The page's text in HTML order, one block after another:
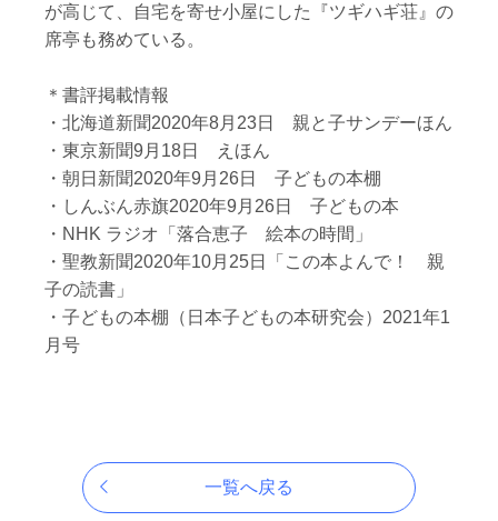
が高じて、自宅を寄せ小屋にした『ツギハギ荘』の
席亭も務めている。
＊書評掲載情報
・北海道新聞2020年8月23日 親と子サンデーほん
・東京新聞9月18日 えほん
・朝日新聞2020年9月26日 子どもの本棚
・しんぶん赤旗2020年9月26日 子どもの本
・NHK ラジオ「落合恵子 絵本の時間」
・聖教新聞2020年10月25日「この本よんで！ 親
子の読書」
・子どもの本棚（日本子どもの本研究会）2021年1
月号
一覧へ戻る